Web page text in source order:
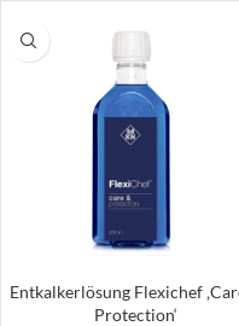
Entkalkerlösung Flexichef
Protection‘